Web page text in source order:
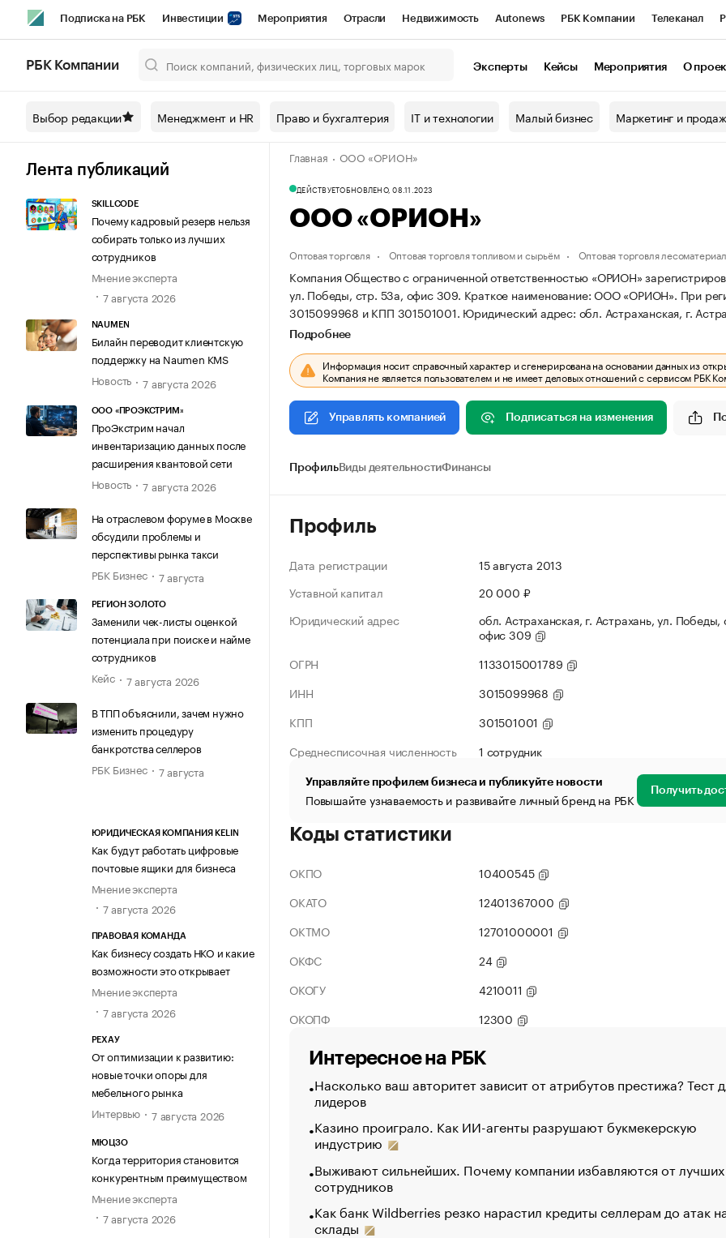
Подписка на РБК Инвестиции Мероприятия Отрасли Недвижимость Autonews РБК Компании Телеканал
Спецпроекты СПб Конференции СПб Спецпроекты Проверка контрагентов
Технологии и медиа Рынок наличной валюты
РБК Компании Эксперты Кейсы Мероприятия О
Выбор редакции Менеджмент и HR Право и бухгалтерия IT и технологии Малый бизнес Маркетинг и
Лента публикаций
SKILLCODE
Почему кадровый резерв нельзя
собирать только из лучших
сотрудников
Мнение эксперта
7 августа 2026
NAUMEN
Билайн переводит клиентскую
поддержку на Naumen KMS
Новость
7 августа 2026
ООО «ПРОЭКСТРИМ»
ПроЭкстрим начал
инвентаризацию данных после
расширения квантовой сети
Новость
7 августа 2026
На отраслевом форуме в Москве
обсудили проблемы и
перспективы рынка такси
РБК Бизнес
7 августа
РЕГИОН ЗОЛОТО
Заменили чек-листы оценкой
потенциала при поиске и найме
сотрудников
Кейс
7 августа 2026
В ТПП объяснили, зачем нужно
изменить процедуру
банкротства селлеров
РБК Бизнес
7 августа
ЮРИДИЧЕСКАЯ КОМПАНИЯ KELIN
Как будут работать цифровые
почтовые ящики для бизнеса
Мнение эксперта
7 августа 2026
ПРАВОВАЯ КОМАНДА
Как бизнесу создать НКО и какие
возможности это открывает
Мнение эксперта
7 августа 2026
РЕХАУ
От оптимизации к развитию:
новые точки опоры для
мебельного рынка
Интервью
7 августа 2026
МЮЦЗО
Когда территория становится
конкурентным преимуществом
Мнение эксперта
7 августа 2026
Главная ООО «ОРИОН»
ДЕЙСТВУЕТОБНОВЛЕНО, 08.11.2023
ООО «ОРИОН»
Оптовая торговля Оптовая торговля топливом и сырьём Оптовая торговля
Компания Общество с ограниченной ответственностью «ОРИОН»
ул. Победы, стр. 53а, офис 309. Краткое наименование: ООО «ОРИОН». При
3015099968 и КПП 301501001. Юридический адрес: обл. Астраханская, г.
Подробнее
Информация носит справочный характер и сгенерирована на основании данных из
Компания не является пользователем и не имеет деловых отношений с сервисом РБК
Управлять компанией Подписаться на изменения
ПрофильВиды деятельностиФинансы
Профиль
Дата регистрации
15 августа 2013
Уставной капитал
20 000 ₽
Юридический адрес
обл. Астраханская, г. Астрахань, ул. Победы,
офис 309
ОГРН
1133015001789
ИНН
3015099968
КПП
301501001
Среднесписочная численность
1 сотрудник
Управляйте профилем бизнеса и публикуйте новости
Повышайте узнаваемость и развивайте личный бренд на РБК Получить
Коды статистики
ОКПО
10400545
ОКАТО
12401367000
ОКТМО
12701000001
ОКФС
24
ОКОГУ
4210011
ОКОПФ
12300
Интересное на РБК
Насколько ваш авторитет зависит от атрибутов престижа? Тест
лидеров
Казино проиграло. Как ИИ-агенты разрушают букмекерскую
индустрию
Выживают сильнейших. Почему компании избавляются от лучших
сотрудников
Как банк Wildberries резко нарастил кредиты селлерам до атак
склады